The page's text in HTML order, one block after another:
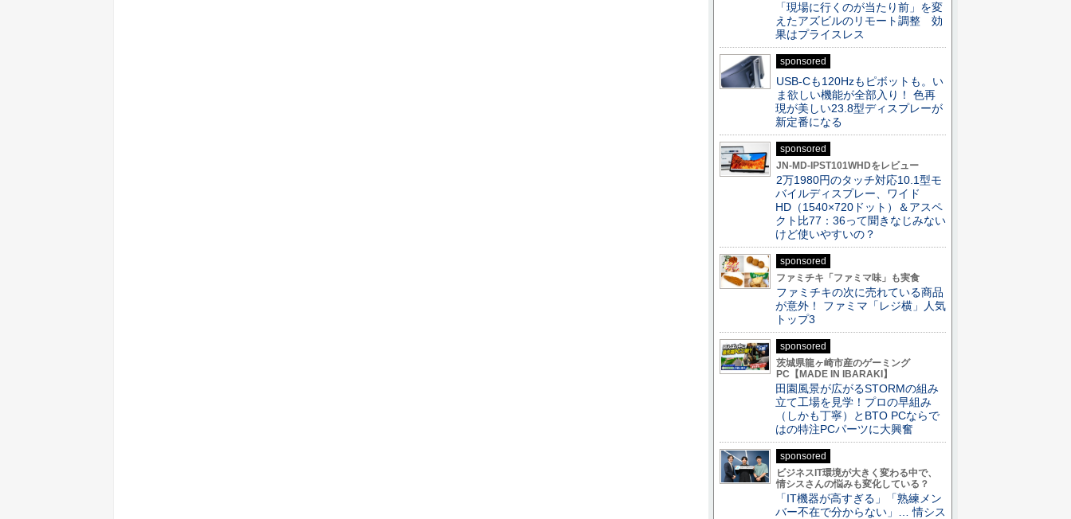
「現場に行くのが当たり前」を変
えたアズビルのリモート調整 効
果はプライスレス
sponsored
USB-Cも120Hzもピボットも。い
ま欲しい機能が全部入り！ 色再
現が美しい23.8型ディスプレーが
新定番になる
sponsored
JN-MD-IPST101WHDをレビュー
2万1980円のタッチ対応10.1型モ
バイルディスプレー、ワイド
HD（1540×720ドット）＆アスペ
クト比77：36って聞きなじみない
けど使いやすいの？
sponsored
ファミチキ「ファミマ味」も実食
ファミチキの次に売れている商品
が意外！ ファミマ「レジ横」人気
トップ3
sponsored
茨城県龍ヶ崎市産のゲーミング
PC【MADE IN IBARAKI】
田園風景が広がるSTORMの組み
立て工場を見学！プロの早組み
（しかも丁寧）とBTO PCならで
はの特注PCパーツに大興奮
sponsored
ビジネスIT環境が大きく変わる中で、
情シスさんの悩みも変化している？
「IT機器が高すぎる」「熟練メン
バー不在で分からない」… 情シス